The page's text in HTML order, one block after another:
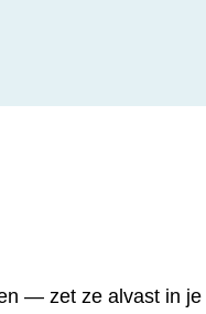
— zet ze alvast in je